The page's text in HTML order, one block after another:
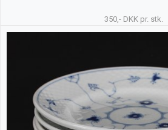
350,- DKK pr. stk.